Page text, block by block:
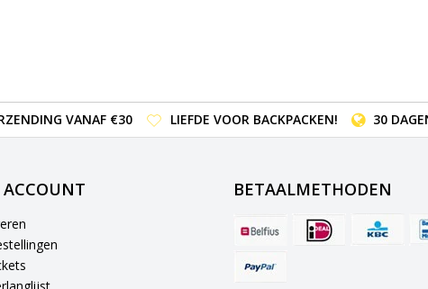
VANAF €30 LIEFDE VOOR BACKPACKEN! 30
BETAALMETHODEN